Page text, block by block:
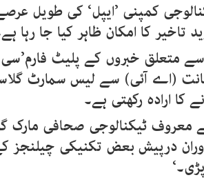
کمپنی ’ایپل‘ کی طویل
تاخیر کا امکان ظاہر کیا جا رہا
متعلق خبروں کے پلیٹ
کا ارادہ رکھتی ہے۔
کے معروف ٹیکنالوجی صحافی
درپیش بعض تکنیکی چیلنجز